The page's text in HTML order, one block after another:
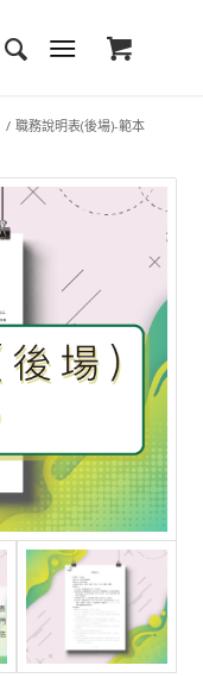
/ 職務說明表(後場)-範本